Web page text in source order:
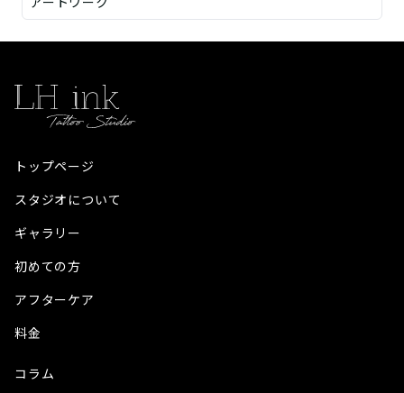
トップページ
スタジオについて
ギャラリー
初めての方
アフターケア
料金
コラム